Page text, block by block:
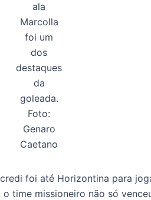
ala
Marcolla
foi um
dos
destaques
da
goleada.
Foto:
Genaro
Caetano
foi até Horizontina para
time missioneiro não só